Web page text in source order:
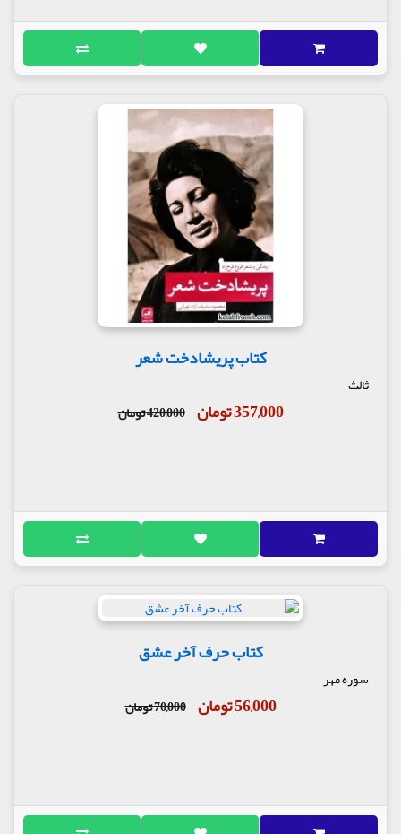
کتاب پریشادخت شعر
ثالث
357,000 تومان 420,000 تومان
کتاب حرف آخر عشق
سوره مهر
56,000 تومان 70,000 تومان